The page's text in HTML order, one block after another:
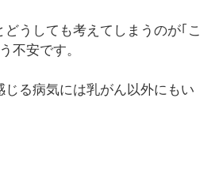
うしても考えてしまうのが｢こ
不安です。
じる病気には乳がん以外にもい